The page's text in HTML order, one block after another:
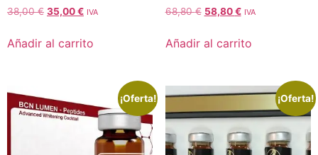
38,00€ 35,00€ IVA
Añadir al carrito
68,80€ 58,80€ IVA
Añadir al carrito
¡Oferta! ¡Oferta!